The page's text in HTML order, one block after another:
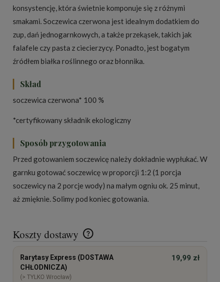
konsystencję, która świetnie komponuje się z różnymi
smakami. Soczewica czerwona jest idealnym dodatkiem do
zup, dań jednogarnkowych, a także przekąsek, takich jak
falafele czy pasta z ciecierzycy. Ponadto, jest bogatym
źródłem białka roślinnego oraz błonnika.
Skład
soczewica czerwona* 100 %
*certyfikowany składnik ekologiczny
Sposób przygotowania
Przed gotowaniem soczewicę należy dokładnie wypłukać. W
garnku gotować soczewicę w proporcji 1:2 (1 porcja
soczewicy na 2 porcje wody) na małym ogniu ok. 25 minut,
aż zmięknie. Solimy pod koniec gotowania.
Koszty dostawy
Cena nie zawiera ewentualnych kosztów płatności
Rarytasy Express (DOSTAWA
CHŁODNICZA)
(> TYLKO Wrocław)
19,99 zł